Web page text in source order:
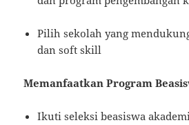
Pilih sekolah yang
dan soft skill
Memanfaatkan Program
Ikuti seleksi beasiswa